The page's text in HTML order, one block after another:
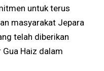
untuk terus
masyarakat Jepara
telah diberikan
Gua Haiz dalam